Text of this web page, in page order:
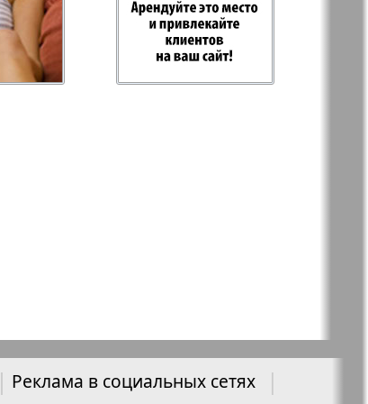
Парус
Русское слово
Реклама в социальных сетях